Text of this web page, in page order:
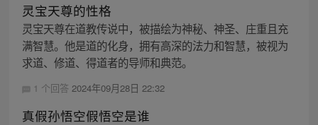
灵宝天尊的性格
灵宝天尊在道教传说中，被描绘为神秘、神圣、庄重且充
满智慧。他是道的化身，拥有高深的法力和智慧，被视为
求道、修道、得道者的导师和典范。
1 个回答 2024年09月28日 22:32
真假孙悟空假悟空是谁